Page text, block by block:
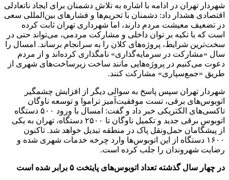
شهردار تهران در ادامه با اشاره به تلاش دشمنان برای ایجاد ناتعادلی
اقتصادی هشدار داد: دشمنان با تحریم‌ها و فشارهای بین‌المللی سعی
در تضعیف معیشت مردم دارند، اما شهرداری تهران ثابت کرده
است که با تکیه بر توان داخلی و مشارکت مردمی، می‌تواند حتی در
سخت‌ترین شرایط، پروژه‌های کلان را به سرانجام برساند. امسال را
سال «مشارکت در سرمایه‌گذاری» نامگذاری کرده‌اند و از مردم
دعوت می‌کنیم در پروژه‌هایی مانند ساخت زیرساخت‌های شهری از
طریق «جمع‌سپاری» مشارکت کنند.
شهردار تهران سپس پاسخ به سوالی دیگر از افزایش چشمگیر
اتوبوس‌های برقی، تست موفقیت‌آمیز تراموا و توسعه ناوگان
تاکسی‌های الکتریکی خبر داد و گفت: امسال با ورود ۵۰۰ دستگاه
اتوبوس برقی جدید و تکمیل ناوگان تا ۲۵۰۰ دستگاه، تهران به یکی
از پیشگامان حمل‌ونقل پاک در منطقه تبدیل خواهد شد. تاکنون
۱۶۰۰ دستگاه از این اتوبوس‌ها وارد چرخه خدمات شهری شده و
رضایت شهروندان را جلب کرده است.
در چهار سال گذشته تعداد اتوبوس‌های پایتخت ۵ برابر شده است